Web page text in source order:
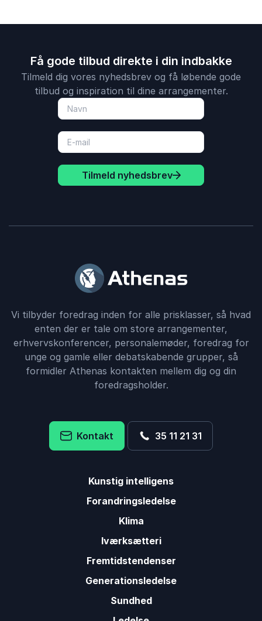
Få gode tilbud direkte i din indbakke
Tilmeld dig vores nyhedsbrev og få løbende gode
tilbud og inspiration til dine arrangementer.
Tilmeld nyhedsbrev
Vi tilbyder foredrag inden for alle prisklasser, så hvad
enten der er tale om store arrangementer,
erhvervskonferencer, personalemøder, foredrag for
unge og gamle eller debatskabende grupper, så
formidler Athenas kontakten mellem dig og din
foredragsholder.
Kontakt 35 11 21 31
Kunstig intelligens
Forandringsledelse
Klima
Iværksætteri
Fremtidstendenser
Generationsledelse
Sundhed